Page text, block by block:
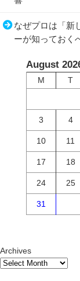
なぜプロは「新
ーが知っておく
August
M T
3 4
10 11
17 18
24 25
31
Archives